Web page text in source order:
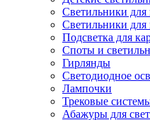
Светильники для
Светильники для
Подсветка для
Споты и
Гирлянды
Светодиодное
Лампочки
Трековые
Абажуры для